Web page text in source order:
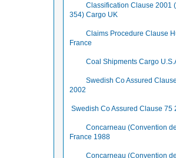
Classification Clause 2001
354) Cargo UK
Claims Procedure Clause
France
Coal Shipments Cargo
Swedish Co Assured
2002
Swedish Co Assured Clause 75
Concarneau (Convention
France 1988
Concarneau (Convention